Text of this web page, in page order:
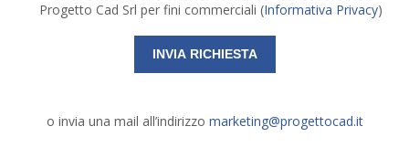
Progetto Cad Srl per fini commerciali (Informativa Privacy)
o invia una mail all’indirizzo marketing@progettocad.it